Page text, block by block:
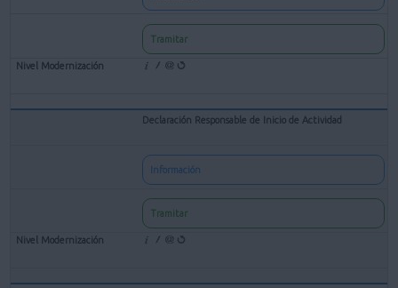
Tramitar
Declaración Responsable de Inicio de Actividad
Información
Tramitar